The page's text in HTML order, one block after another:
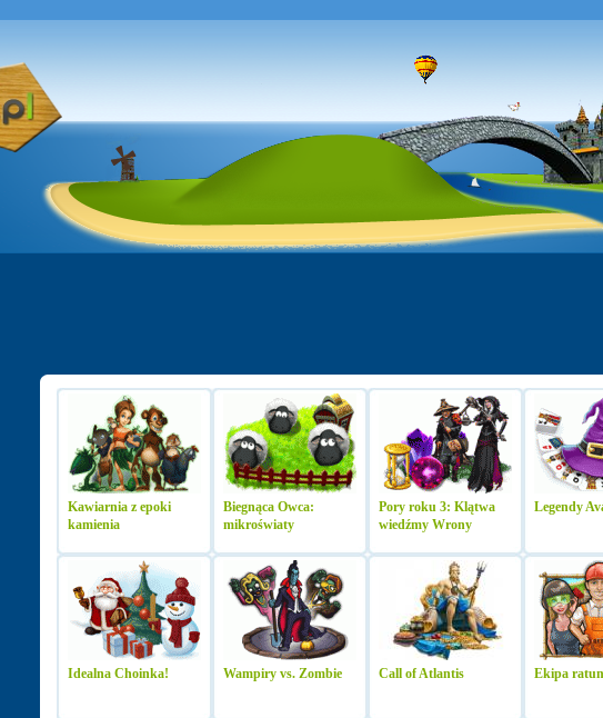
Kawiarnia z epoki
kamienia
Biegnąca Owca:
mikroświaty
Pory roku 3: Klątwa
wiedźmy Wrony
Legendy
Idealna Choinka! Wampiry vs. Zombie Call of Atlantis Ekipa